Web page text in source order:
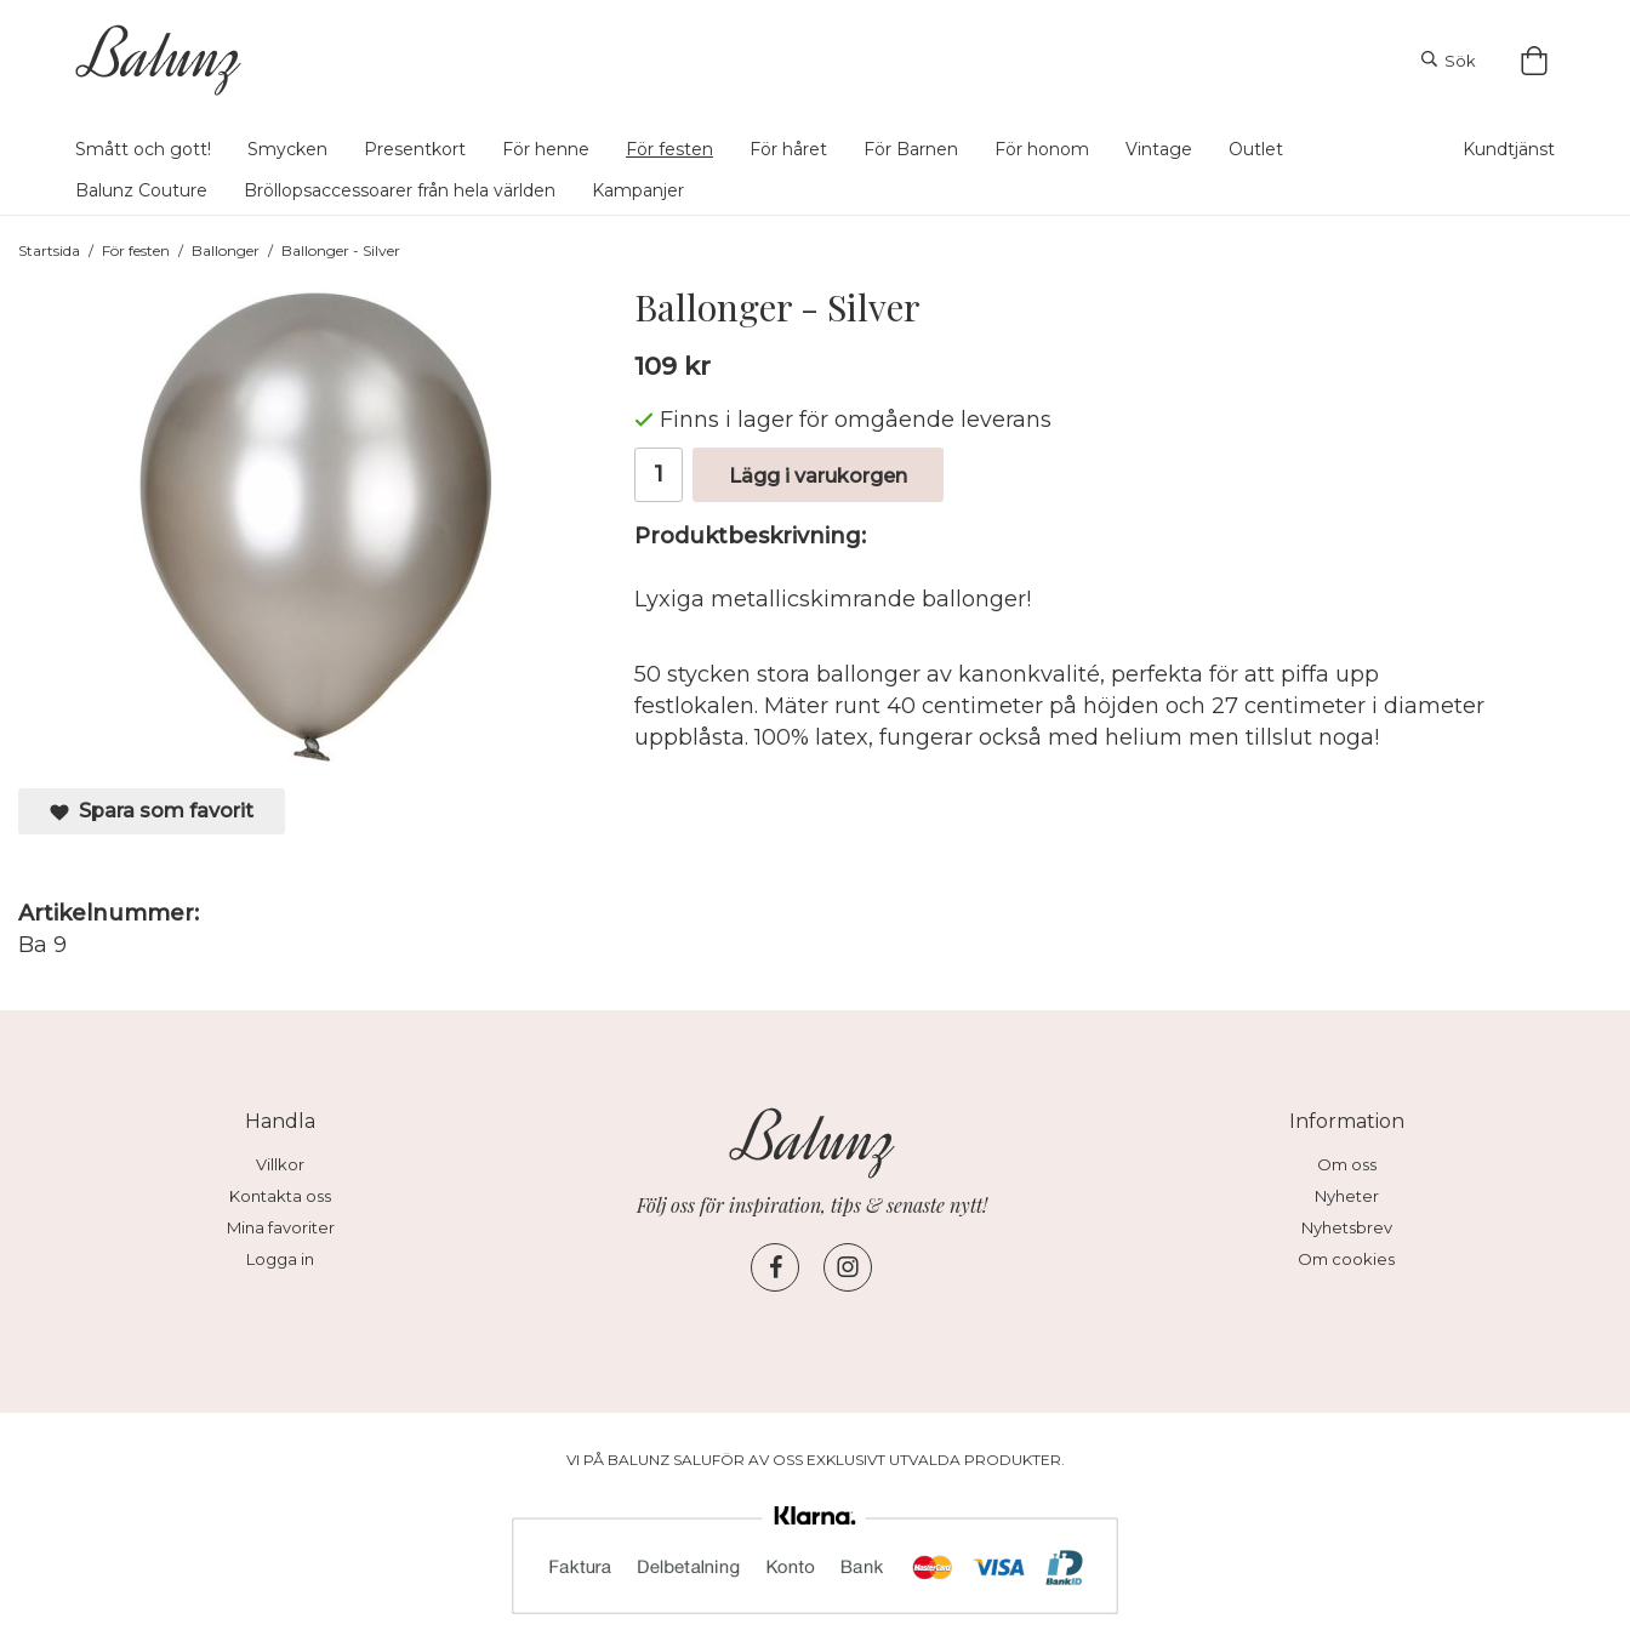
Sök
Smått och gott! Smycken Presentkort För henne För festen För håret För Barnen För honom Vintage
Outlet
Balunz Couture
Bröllopsaccessoarer från hela världen Kampanjer
Kundtjänst
Startsida / För festen / Ballonger / Ballonger - Silver
Ballonger - Silver
109 kr
Finns i lager för omgående leverans
Lägg i varukorgen
Produktbeskrivning:
Lyxiga metallicskimrande ballonger!
50 stycken stora ballonger av kanonkvalité, perfekta för att piffa upp
festlokalen. Mäter runt 40 centimeter på höjden och 27 centimeter i diameter
uppblåsta. 100% latex, fungerar också med helium men tillslut noga!
Spara som favorit
Artikelnummer:
Ba 9
Handla
Villkor
Kontakta oss
Mina favoriter
Logga in
Följ oss för inspiration, tips & senaste nytt!
Information
Om oss
Nyheter
Nyhetsbrev
Om cookies
VI PÅ BALUNZ SALUFÖR AV OSS EXKLUSIVT UTVALDA PRODUKTER.